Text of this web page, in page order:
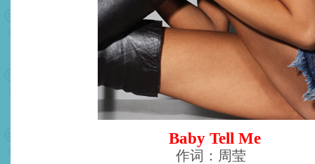
Baby Tell Me
作词：周莹